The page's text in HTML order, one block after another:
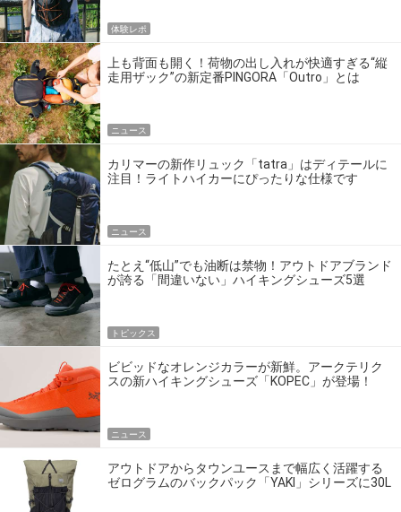
体験レポ
上も背面も開く！荷物の出し入れが快適すぎる“縦
走用ザック”の新定番PINGORA「Outro」とは
ニュース
カリマーの新作リュック「tatra」はディテールに
注目！ライトハイカーにぴったりな仕様です
ニュース
たとえ“低山”でも油断は禁物！アウトドアブランド
が誇る「間違いない」ハイキングシューズ5選
トピックス
ビビッドなオレンジカラーが新鮮。アークテリク
スの新ハイキングシューズ「KOPEC」が登場！
ニュース
アウトドアからタウンユースまで幅広く活躍する
ゼログラムのバックパック「YAKI」シリーズに30L